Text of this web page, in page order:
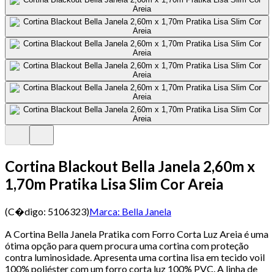
Cortina Blackout Bella Janela 2,60m x
1,70m Pratika Lisa Slim Cor Areia
(C�digo: 5106323)Marca: Bella Janela
A Cortina Bella Janela Pratika com Forro Corta Luz Areia é uma
ótima opção para quem procura uma cortina com proteção
contra luminosidade. Apresenta uma cortina lisa em tecido voil
100% poliéster com um forro corta luz 100% PVC. A linha de